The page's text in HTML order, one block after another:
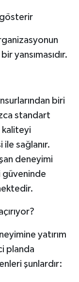
yansımasıdır.
biri
standart
kaliteyi
sağlanır.
deneyimi
güveninde
yatırım
planda
şunlardır: